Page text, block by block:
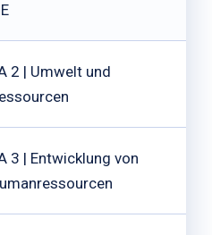
2 | Umwelt und
3 | Entwicklung von